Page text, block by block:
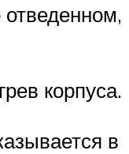
корпуса.
в